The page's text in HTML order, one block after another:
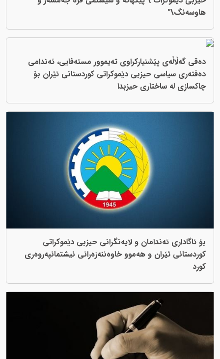
هاوسەنگ\"
دەقی گەڵاڵەی پێشنیاركراوی تەیموور مستەفایی، ئەندامی
دەفتەری سیاسی حیزبی دێموكراتی كوردستانی ئێران بۆ
چاكسازی لە ساختاری حیزبدا
بۆ ئاگاداری ئەندامان و لایەنگرانی حیزبی دێموکراتی
کوردستانی ئێران و هەموو خاوەننەزەرانی نیشتمانپەروەری
کورد